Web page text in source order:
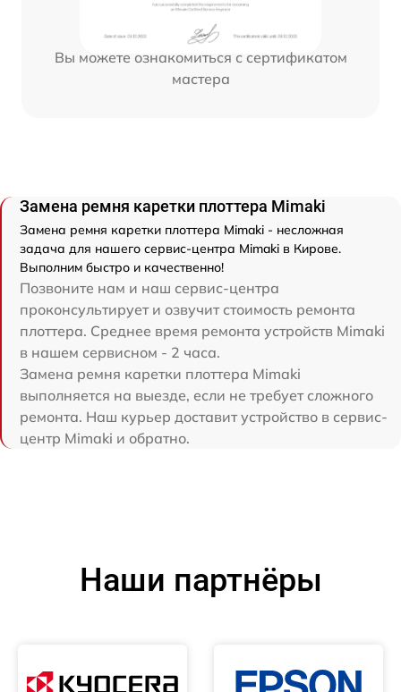
Вы можете ознакомиться с сертификатом
мастера
Замена ремня каретки плоттера Mimaki
Замена ремня каретки плоттера Mimaki - несложная
задача для нашего сервис-центра Mimaki в Кирове.
Выполним быстро и качественно!
Позвоните нам и наш сервис-центра
проконсультирует и озвучит стоимость ремонта
плоттера. Среднее время ремонта устройств Mimaki
в нашем сервисном - 2 часа.
Замена ремня каретки плоттера Mimaki
выполняется на выезде, если не требует сложного
ремонта. Наш курьер доставит устройство в сервис-
центр Mimaki и обратно.
Наши партнёры